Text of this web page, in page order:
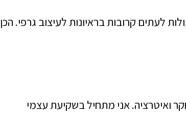
לעתים קרובות בראיונות לעיצוב גרפי. הכן
ואיטרציה. אני מתחיל בשקיעת עצמי